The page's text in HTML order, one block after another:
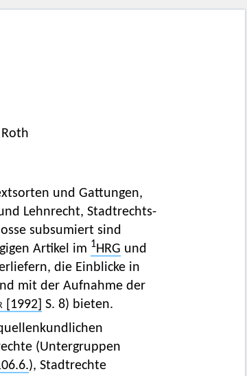
und Gattungen,
Lehnrecht, Stadtrechts-
subsumiert sind
Artikel im 1HRG und
die Einblicke in
mit der Aufnahme der
[1992] S. 8) bieten.
(Untergruppen
), Stadtrechte